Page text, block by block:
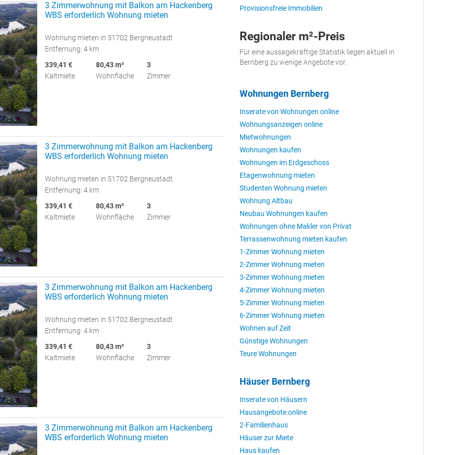
3 Zimmerwohnung mit Balkon am Hackenberg
WBS erforderlich Wohnung mieten
Wohnung mieten in 51702 Bergneustadt
Entfernung: 4 km
339,41 €
Kaltmiete
80,43 m²
Wohnfläche
3
Zimmer
3 Zimmerwohnung mit Balkon am Hackenberg
WBS erforderlich Wohnung mieten
Wohnung mieten in 51702 Bergneustadt
Entfernung: 4 km
339,41 €
Kaltmiete
80,43 m²
Wohnfläche
3
Zimmer
3 Zimmerwohnung mit Balkon am Hackenberg
WBS erforderlich Wohnung mieten
Wohnung mieten in 51702 Bergneustadt
Entfernung: 4 km
339,41 €
Kaltmiete
80,43 m²
Wohnfläche
3
Zimmer
3 Zimmerwohnung mit Balkon am Hackenberg
WBS erforderlich Wohnung mieten
Provisionsfreie Immobilien
Regionaler m²-Preis
Für eine aussagekräftige Statistik liegen aktuell in
Bernberg zu wenige Angebote vor.
Wohnungen Bernberg
Inserate von Wohnungen online
Wohnungsanzeigen online
Mietwohnungen
Wohnungen kaufen
Wohnungen im Erdgeschoss
Etagenwohnung mieten
Studenten Wohnung mieten
Wohnung Altbau
Neubau Wohnungen kaufen
Wohnungen ohne Makler von Privat
Terrassenwohnung mieten kaufen
1-Zimmer Wohnung mieten
2-Zimmer Wohnung mieten
3-Zimmer Wohnung mieten
4-Zimmer Wohnung mieten
5-Zimmer Wohnung mieten
6-Zimmer Wohnung mieten
Wohnen auf Zeit
Günstige Wohnungen
Teure Wohnungen
Häuser Bernberg
Inserate von Häusern
Hausangebote online
2-Familienhaus
Häuser zur Miete
Haus kaufen